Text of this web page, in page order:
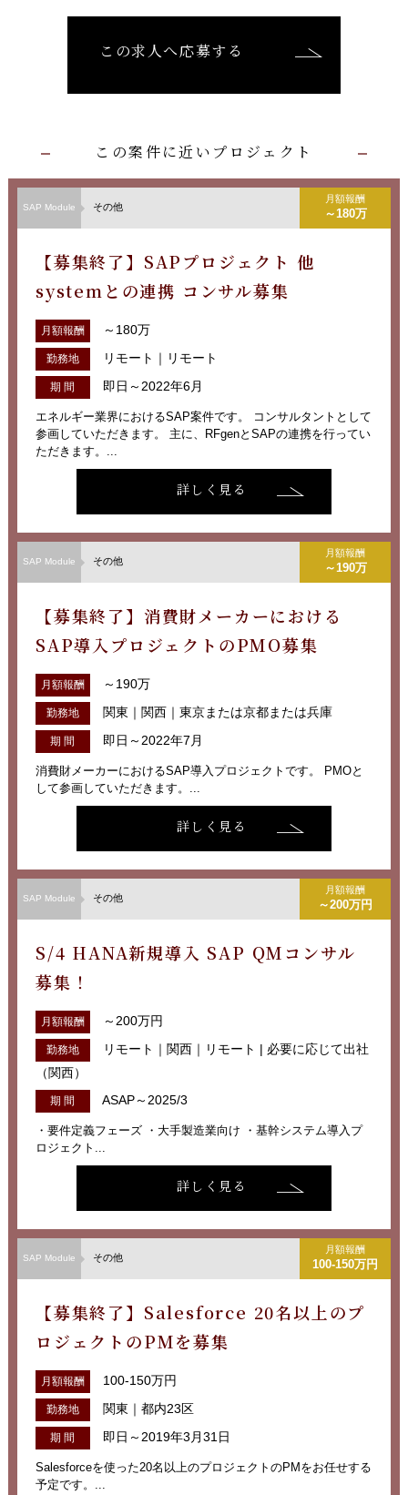
この求人へ応募する
この案件に近いプロジェクト
SAP Module その他
月額報酬
～180万
【募集終了】SAPプロジェクト 他
systemとの連携 コンサル募集
月額報酬 ～180万
勤務地 リモート｜リモート
期 間 即日～2022年6月
エネルギー業界におけるSAP案件です。 コンサルタントとして
参画していただきます。 主に、RFgenとSAPの連携を行ってい
ただきます。...
詳しく見る
SAP Module その他
月額報酬
～190万
【募集終了】消費財メーカーにおける
SAP導入プロジェクトのPMO募集
月額報酬 ～190万
勤務地 関東｜関西｜東京または京都または兵庫
期 間 即日～2022年7月
消費財メーカーにおけるSAP導入プロジェクトです。 PMOと
して参画していただきます。...
詳しく見る
SAP Module その他
月額報酬
～200万円
S/4 HANA新規導入 SAP QMコンサル
募集！
月額報酬 ～200万円
勤務地
リモート｜関西｜リモート | 必要に応じて出社
（関西）
期 間 ASAP～2025/3
・要件定義フェーズ ・大手製造業向け ・基幹システム導入プ
ロジェクト...
詳しく見る
SAP Module その他
月額報酬
100-150万円
【募集終了】Salesforce 20名以上のプ
ロジェクトのPMを募集
月額報酬 100-150万円
勤務地 関東｜都内23区
期 間 即日～2019年3月31日
Salesforceを使った20名以上のプロジェクトのPMをお任せする
予定です。...